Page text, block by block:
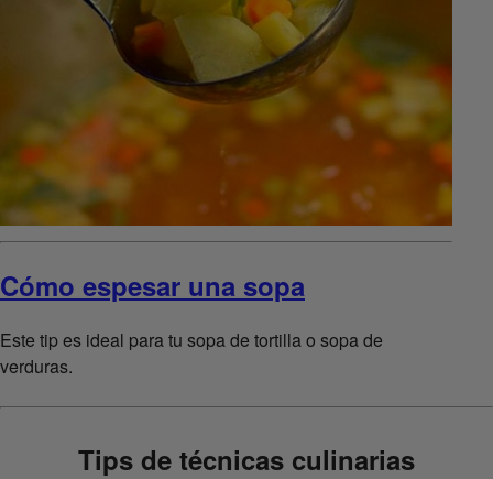
Cómo espesar una sopa
Este tip es ideal para tu sopa de tortilla o sopa de
verduras.
Tips de técnicas culinarias